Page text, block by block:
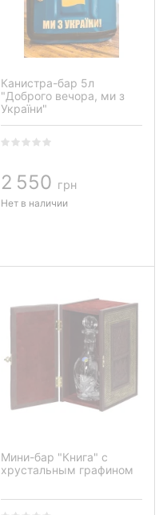
Канистра-бар 5л
"Доброго вечора, ми з
України"
2 550 грн
Нет в наличии
Мини-бар "Книга" с
хрустальным графином